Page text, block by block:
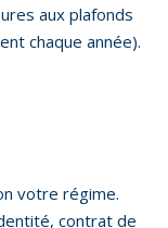
aux plafonds
chaque année).
votre régime.
contrat de